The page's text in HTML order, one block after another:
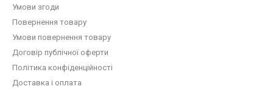
Умови згоди
Повернення товару
Умови повернення товару
Договір публічної оферти
Політика конфіденційності
Доставка і оплата